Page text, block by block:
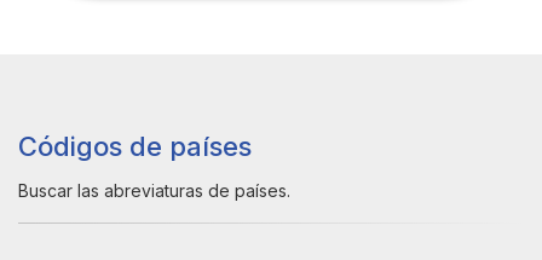
Códigos de países
Buscar las abreviaturas de países.